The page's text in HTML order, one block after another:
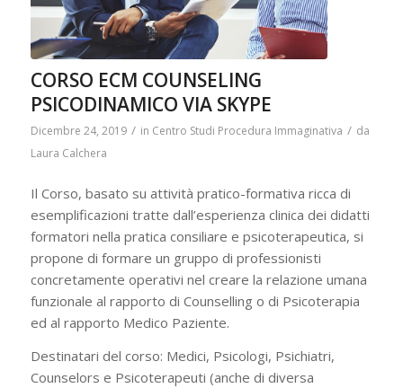
CORSO ECM COUNSELING
PSICODINAMICO VIA SKYPE
Dicembre 24, 2019 / in Centro Studi Procedura Immaginativa / da
Laura Calchera
Il Corso, basato su attività pratico-formativa ricca di
esemplificazioni tratte dall’esperienza clinica dei didatti
formatori nella pratica consiliare e psicoterapeutica, si
propone di formare un gruppo di professionisti
concretamente operativi nel creare la relazione umana
funzionale al rapporto di Counselling o di Psicoterapia
ed al rapporto Medico Paziente.
Destinatari del corso: Medici, Psicologi, Psichiatri,
Counselors e Psicoterapeuti (anche di diversa